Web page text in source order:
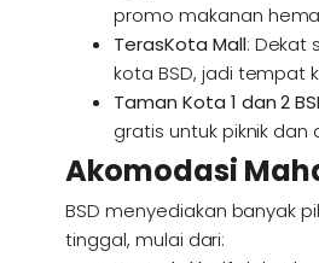
promo makanan
TerasKota Mall: Dekat
kota BSD, jadi tempat
Taman Kota 1 dan 2
gratis untuk piknik dan
Akomodasi
BSD menyediakan banyak
tinggal, mulai dari: